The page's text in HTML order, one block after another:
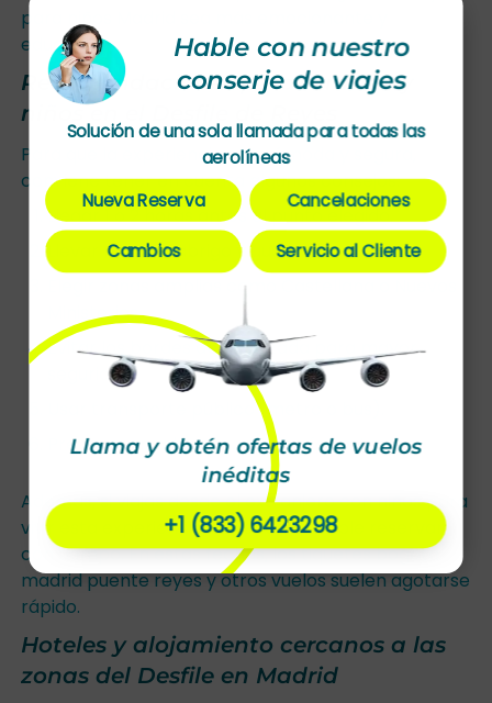
para niños Madrid sea más emocionante y
educativa.
Recomendaciones para familias y
niños en el Desfile de Reyes
Para que la experiencia sea cómoda y segura,
conviene tener en cuenta algunos consejos:
Llegar 1 o 2 horas antes al punto elegido.
Llevar ropa de abrigo y guantes.
Elegir zonas amplias como Castellana o Nuevos
Ministerios.
Evitar los bordes de la calzada para mayor
seguridad.
Usar transporte público (metro o bus).
Preparar snacks, agua y baterías externas.
Además, si viajas desde el extranjero con niños para
vivir esta experiencia, es recomendable reservar
con tiempo. En estas fechas, los tiquetes bogota
madrid puente reyes y otros vuelos suelen agotarse
rápido.
Hoteles y alojamiento cercanos a las
zonas del Desfile en Madrid
Hable con nuestro
conserje de viajes
Solución de una sola llamada para todas las
aerolíneas
Nueva Reserva Cancelaciones
Cambios Servicio al Cliente
Llama y obtén ofertas de vuelos
inéditas
+1 (833) 6423298